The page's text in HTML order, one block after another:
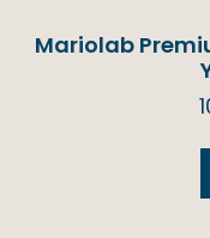
Mariolab